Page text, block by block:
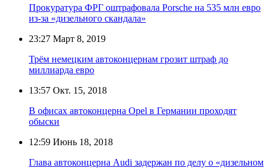
Прокуратура ФРГ оштрафовала Porsche на 535 млн евро
из-за «дизельного скандала»
23:27 Март 8, 2019
Трём немецким автоконцернам грозит штраф до
миллиарда евро
13:57 Окт. 15, 2018
В офисах автоконцерна Opel в Германии проходят
обыски
12:59 Июнь 18, 2018
Глава автоконцерна Audi задержан по делу о «дизельном